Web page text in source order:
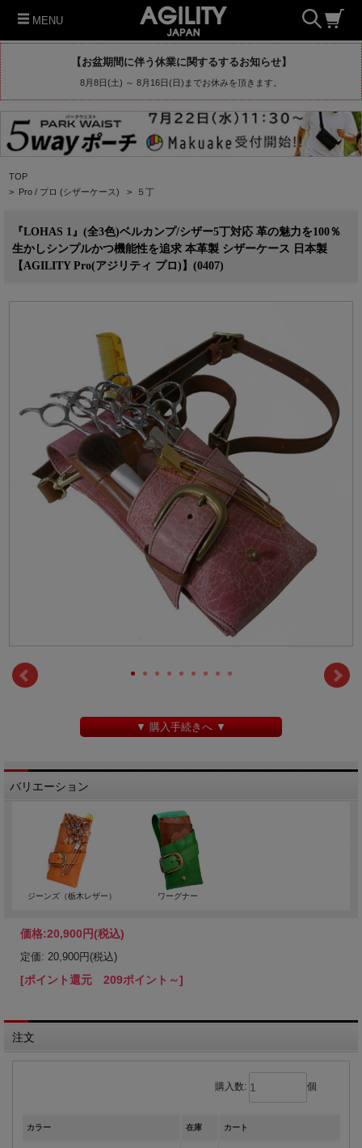
MENU
【お盆期間に伴う休業に関するするお知らせ】
8月8日(土) ～ 8月16日(日)までお休みを頂きます。
TOP
> Pro / プロ (シザーケース) > ５丁
『LOHAS 1』(全3色)ベルカンプ/シザー5丁対応 革の魅力を100％
生かしシンプルかつ機能性を追求 本革製 シザーケース 日本製
【AGILITY Pro(アジリティ プロ)】(0407)
▼ 購入手続きへ ▼
バリエーション
ジーンズ（栃木レザー） ワーグナー
価格:20,900円(税込)
定価: 20,900円(税込)
[ポイント還元 209ポイント～]
注文
購入数: 個
カラー 在庫 カート